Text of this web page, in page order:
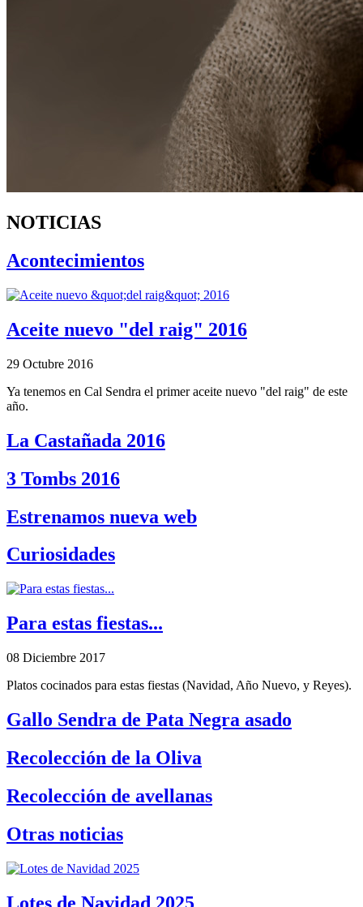
NOTICIAS
Acontecimientos
Aceite nuevo "del raig" 2016
29 Octubre 2016
Ya tenemos en Cal Sendra el primer aceite nuevo "del raig" de este
año.
La Castañada 2016
3 Tombs 2016
Estrenamos nueva web
Curiosidades
Para estas fiestas...
08 Diciembre 2017
Platos cocinados para estas fiestas (Navidad, Año Nuevo, y Reyes).
Gallo Sendra de Pata Negra asado
Recolección de la Oliva
Recolección de avellanas
Otras noticias
Lotes de Navidad 2025